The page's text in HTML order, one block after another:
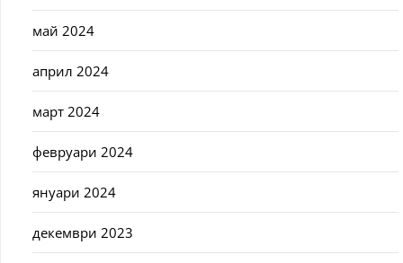
май 2024
април 2024
март 2024
февруари 2024
януари 2024
декември 2023